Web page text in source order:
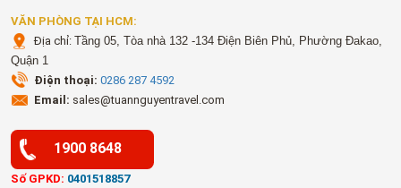
VĂN PHÒNG TẠI HCM:
Địa chỉ:Tầng 05, Tòa nhà 132 -134 Điện Biên Phủ, Phường Đakao,
Quận 1
Điện thoại: 0286 287 4592
Email: sales@tuannguyentravel.com
1900 8648
Số GPKD: 0401518857